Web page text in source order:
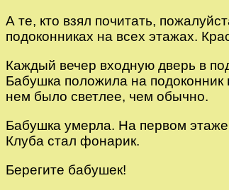
А те, кто взял почитать,
подоконниках на всех этажах.
Каждый вечер входную дверь в
Бабушка положила на
нем было светлее, чем обычно.
Бабушка умерла. На первом
Клуба стал фонарик.
Берегите бабушек!